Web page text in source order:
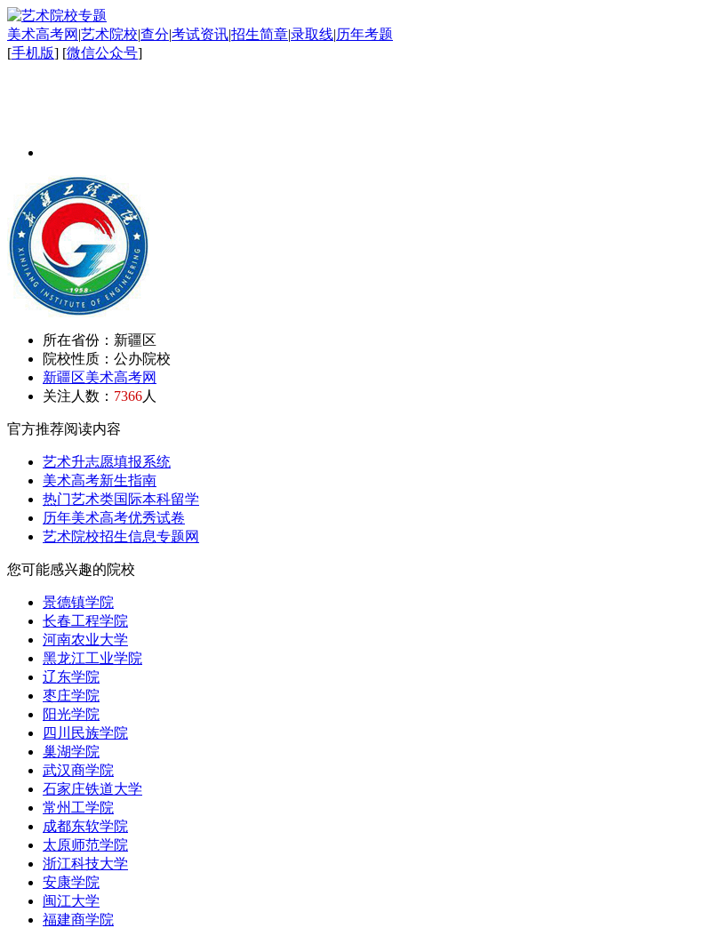
美术高考网 |艺术院校|查分|考试资讯|招生简章|录取线|历年考题
[手机版] [微信公众号]
所在省份：新疆区
院校性质：公办院校
新疆区美术高考网
关注人数： 7366人
官方推荐阅读内容
艺术升志愿填报系统
美术高考新生指南
热门艺术类国际本科留学
历年美术高考优秀试卷
艺术院校招生信息专题网
您可能感兴趣的院校
景德镇学院
长春工程学院
河南农业大学
黑龙江工业学院
辽东学院
枣庄学院
阳光学院
四川民族学院
巢湖学院
武汉商学院
石家庄铁道大学
常州工学院
成都东软学院
太原师范学院
浙江科技大学
安康学院
闽江大学
福建商学院